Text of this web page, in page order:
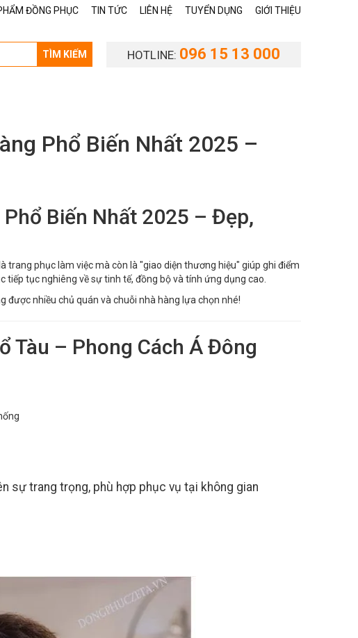
ĐỒNG PHỤC TIN TỨC LIÊN HỆ TUYỂN DỤNG GIỚI THIỆU
HOTLINE: 096 15 13 000
TÌM KIẾM
Phổ Biến Nhất 2025 –
Biến Nhất 2025 – Đẹp,
trang phục làm việc mà còn là "giao diện thương hiệu" giúp ghi điểm
tục nghiêng về sự tinh tế, đồng bộ và tính ứng dụng cao.
được nhiều chủ quán và chuỗi nhà hàng lựa chọn nhé!
Tàu – Phong Cách Á Đông
sự trang trọng, phù hợp phục vụ tại không gian